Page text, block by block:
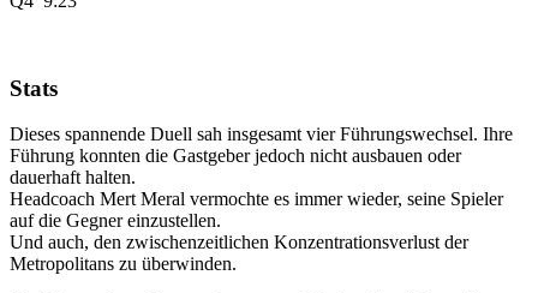
Stats
Dieses spannende Duell sah insgesamt vier Führungswechsel. Ihre
Führung konnten die Gastgeber jedoch nicht ausbauen oder
dauerhaft halten.
Headcoach Mert Meral vermochte es immer wieder, seine Spieler
auf die Gegner einzustellen.
Und auch, den zwischenzeitlichen Konzentrationsverlust der
Metropolitans zu überwinden.